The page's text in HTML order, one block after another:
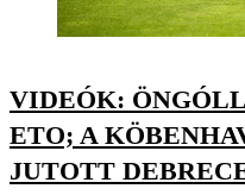
VIDEÓK:
ETO; A
JUTOTT